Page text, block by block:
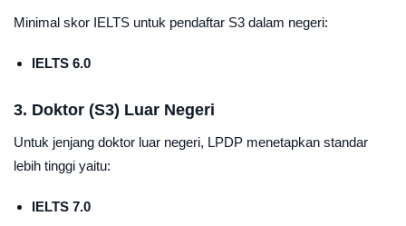
Minimal skor IELTS untuk pendaftar S3 dalam negeri:
IELTS 6.0
3. Doktor (S3) Luar Negeri
Untuk jenjang doktor luar negeri, LPDP menetapkan standar
lebih tinggi yaitu:
IELTS 7.0